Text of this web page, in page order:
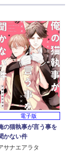
電子版
の猫執事が言う事を
かない件
サナエアラタ